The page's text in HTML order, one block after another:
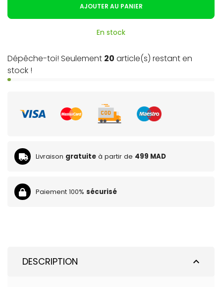
AJOUTER AU PANIER
En stock
Dépêche-toi! Seulement 20 article(s) restant en
stock !
Livraison gratuite à partir de 499 MAD
Paiement 100% sécurisé
expand_less
DESCRIPTION